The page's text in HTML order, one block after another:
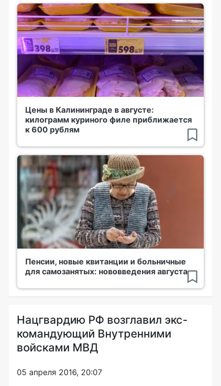
Цены в Калининграде в августе:
килограмм куриного филе приближается
к 600 рублям
Пенсии, новые квитанции и больничные
для самозанятых: нововведения августа
Нацгвардию РФ возглавил экс-
командующий Внутренними
войсками МВД
05 апреля 2016, 20:07